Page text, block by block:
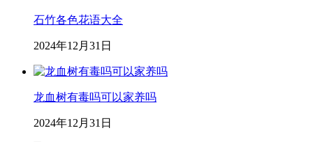
石竹各色花语大全
2024年12月31日
龙血树有毒吗可以家养吗
2024年12月31日